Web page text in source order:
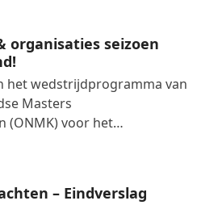
organisaties seizoen
het wedstrijdprogramma van
Masters
(ONMK) voor het…
– Eindverslag